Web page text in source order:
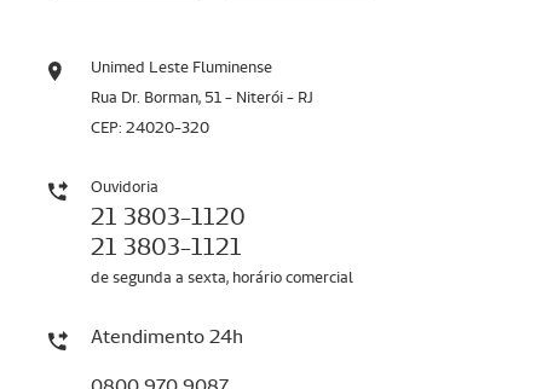
Unimed Leste Fluminense
Rua Dr. Borman, 51 - Niterói - RJ
CEP: 24020-320
Ouvidoria
21 3803-1120
21 3803-1121
de segunda a sexta, horário comercial
Atendimento 24h